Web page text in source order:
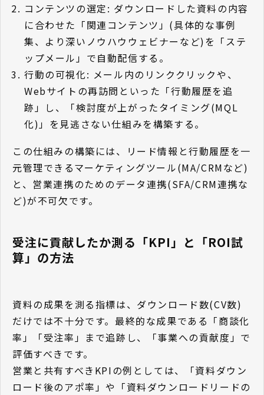
コンテンツの選定: ダウンロードした資料の内容
に合わせた「関連コンテンツ」(具体的な事例
集、より深いノウハウウェビナーなど)を「ステ
ップメール」で自動配信する。
行動の可視化: メール内のリンククリックや、
Webサイトの再訪問といった「行動履歴を追
跡」し、「検討度が上がったタイミング(MQL
化)」を見逃さない仕組みを構築する。
この仕組みの構築には、リード情報と行動履歴を一
元管理できるマーケティングツール(MA/CRMなど)
と、営業連携のためのデータ連携(SFA/CRM連携な
ど)が不可欠です。
受注に貢献したか測る「KPI」と「ROI試
算」の方法
資料の成果を測る指標は、ダウンロード数(CV数)
だけでは不十分です。最終的な成果である「商談化
率」「受注率」まで追跡し、「事業への貢献度」で
評価すべきです。
営業と共有すべきKPIの例としては、「資料ダウン
ロード後のアポ率」や「資料ダウンロードリードの